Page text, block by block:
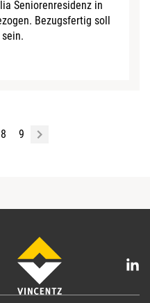
Seniorenresidenz in
Bezugsfertig soll
8 9